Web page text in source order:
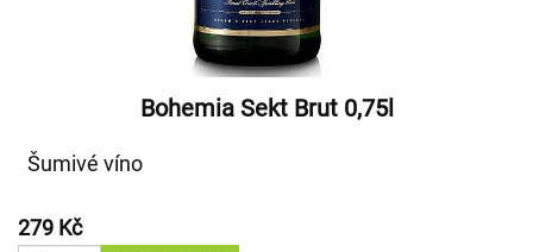
Bohemia Sekt Brut 0,75l
Šumivé víno
279 Kč